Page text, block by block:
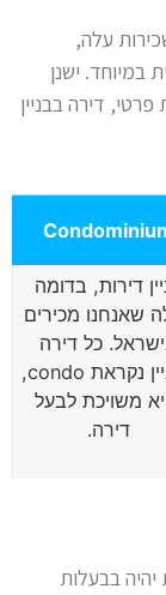
הביקוש לשכירות עלה,
ישנן
דירה בבניין
דירות, בדומה
שאנחנו מכירים
כל דירה
בבניין נקראת condo,
משויכת לבעל
דירה.
בבעלות